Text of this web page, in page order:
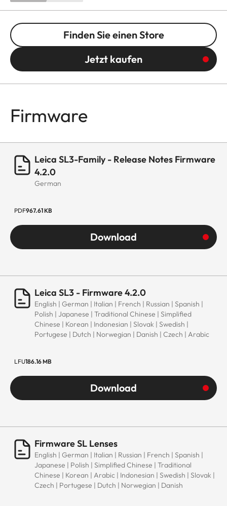
Finden Sie einen Store
Jetzt kaufen
Firmware
Leica SL3-Family - Release Notes Firmware
4.2.0
German
PDF967.61 KB
Download
Leica SL3 - Firmware 4.2.0
English | German | Italian | French | Russian | Spanish |
Polish | Japanese | Traditional Chinese | Simplified
Chinese | Korean | Indonesian | Slovak | Swedish |
Portugese | Dutch | Norwegian | Danish | Czech | Arabic
LFU186.16 MB
Download
Firmware SL Lenses
English | German | Italian | Russian | French | Spanish |
Japanese | Polish | Simplified Chinese | Traditional
Chinese | Korean | Arabic | Indonesian | Swedish | Slovak |
Czech | Portugese | Dutch | Norwegian | Danish